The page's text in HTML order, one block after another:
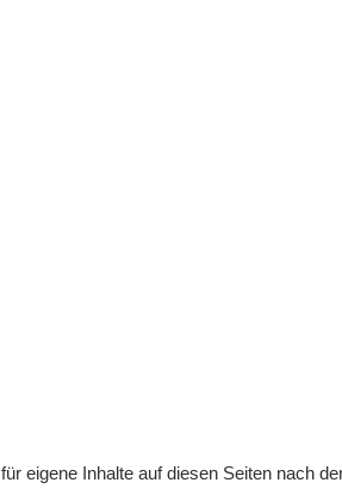
eigene Inhalte auf diesen Seiten nach